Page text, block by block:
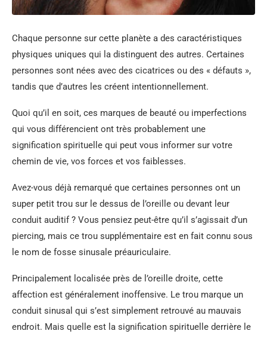
Chaque personne sur cette planète a des caractéristiques
physiques uniques qui la distinguent des autres. Certaines
personnes sont nées avec des cicatrices ou des « défauts »,
tandis que d’autres les créent intentionnellement.
Quoi qu’il en soit, ces marques de beauté ou imperfections
qui vous différencient ont très probablement une
signification spirituelle qui peut vous informer sur votre
chemin de vie, vos forces et vos faiblesses.
Avez-vous déjà remarqué que certaines personnes ont un
super petit trou sur le dessus de l’oreille ou devant leur
conduit auditif ? Vous pensiez peut-être qu’il s’agissait d’un
piercing, mais ce trou supplémentaire est en fait connu sous
le nom de fosse sinusale préauriculaire.
Principalement localisée près de l’oreille droite, cette
affection est généralement inoffensive. Le trou marque un
conduit sinusal qui s’est simplement retrouvé au mauvais
endroit. Mais quelle est la signification spirituelle derrière le